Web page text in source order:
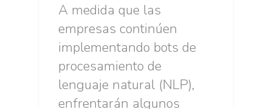
A medida que las
empresas continúen
implementando bots de
procesamiento de
lenguaje natural (NLP),
enfrentarán algunos